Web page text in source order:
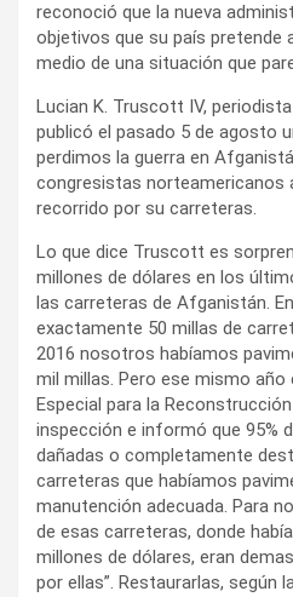
reconoció que la nueva
objetivos que su país pretende
medio de una situación que
Lucian K. Truscott IV,
publicó el pasado 5 de agosto
perdimos la guerra en
congresistas norteamericanos
recorrido por su carreteras.
Lo que dice Truscott es
millones de dólares en los
las carreteras de Afganistán.
exactamente 50 millas de
2016 nosotros habíamos
mil millas. Pero ese mismo año
Especial para la
inspección e informó que 95%
dañadas o completamente
carreteras que habíamos
manutención adecuada. Para
de esas carreteras, donde
millones de dólares, eran
por ellas”. Restaurarlas, según